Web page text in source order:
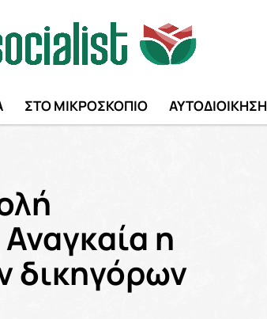
ΣΤΟ ΜΙΚΡΟΣΚΟΠΙΟ ΑΥΤΟΔΙΟΙΚΗΣΗ
η
δικηγόρων